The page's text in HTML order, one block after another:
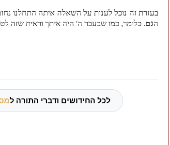
בעזרת זה נוכל לענות על השאלה איתה התחלנו
הגם. כלומר, כמו שבעבר ה' היה איתך וראית שזה
לכל החידושים ודברי התורה ל